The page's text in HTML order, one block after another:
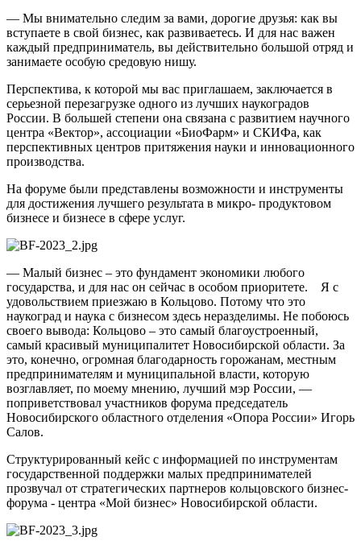
— Мы внимательно следим за вами, дорогие друзья: как вы
вступаете в свой бизнес, как развиваетесь. И для нас важен
каждый предприниматель, вы действительно большой отряд и
занимаете особую средовую нишу.
Перспектива, к которой мы вас приглашаем, заключается в
серьезной перезагрузке одного из лучших наукоградов
России. В большей степени она связана с развитием научного
центра «Вектор», ассоциации «БиоФарм» и СКИФа, как
перспективных центров притяжения науки и инновационного
производства.
На форуме были представлены возможности и инструменты
для достижения лучшего результата в микро- продуктовом
бизнесе и бизнесе в сфере услуг.
— Малый бизнес – это фундамент экономики любого
государства, и для нас он сейчас в особом приоритете. Я с
удовольствием приезжаю в Кольцово. Потому что это
наукоград и наука с бизнесом здесь неразделимы. Не побоюсь
своего вывода: Кольцово – это самый благоустроенный,
самый красивый муниципалитет Новосибирской области. За
это, конечно, огромная благодарность горожанам, местным
предпринимателям и муниципальной власти, которую
возглавляет, по моему мнению, лучший мэр России, —
поприветствовал участников форума председатель
Новосибирского областного отделения «Опора России» Игорь
Салов.
Структурированный кейс с информацией по инструментам
государственной поддержки малых предпринимателей
прозвучал от стратегических партнеров кольцовского бизнес-
форума - центра «Мой бизнес» Новосибирской области.